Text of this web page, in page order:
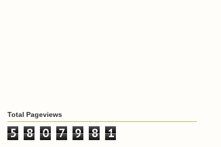
Total Pageviews
5 8 0 7 9 8 1